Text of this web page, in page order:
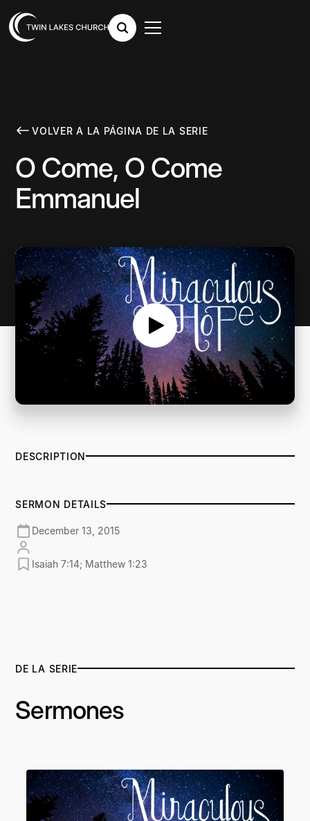
VOLVER A LA PÁGINA DE LA SERIE
O Come, O Come
Emmanuel
DESCRIPTION
SERMON DETAILS
December 13, 2015
Isaiah 7:14; Matthew 1:23
DE LA SERIE
Sermones